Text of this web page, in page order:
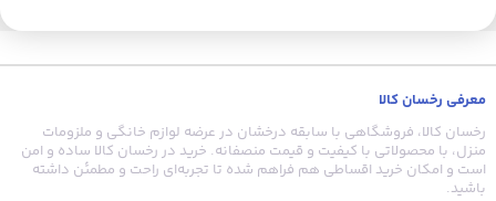
معرفی رخسان کالا
رخسان کالا، فروشگاهی با سابقه درخشان در عرضه لوازم خانگی و ملزومات
منزل، با محصولاتی با کیفیت و قیمت منصفانه. خرید در رخسان کالا ساده و امن
است و امکان خرید اقساطی هم فراهم شده تا تجربه‌ای راحت و مطمئن داشته
باشید.